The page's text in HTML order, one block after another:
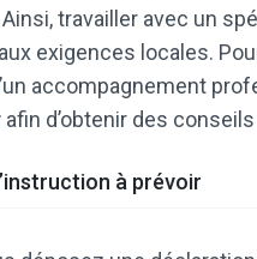
travailler avec un
exigences locales.
accompagnement
afin d’obtenir des
à prévoir